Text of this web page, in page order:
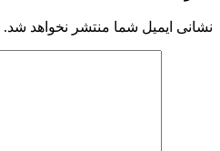
at
21.28.28Reviewed
نشانی ایمیل شما منتشر نخواهد شد.